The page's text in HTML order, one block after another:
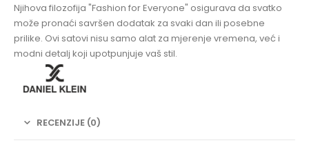
Njihova filozofija "Fashion for Everyone" osigurava da svatko
može pronaći savršen dodatak za svaki dan ili posebne
prilike. Ovi satovi nisu samo alat za mjerenje vremena, već i
modni detalj koji upotpunjuje vaš stil.
RECENZIJE (0)